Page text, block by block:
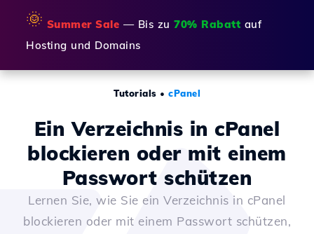
🌞 Summer Sale — Bis zu 70% Rabatt auf
Hosting und Domains
Tutorials • cPanel
Ein Verzeichnis in cPanel
blockieren oder mit einem
Passwort schützen
Lernen Sie, wie Sie ein Verzeichnis in cPanel
blockieren oder mit einem Passwort schützen,